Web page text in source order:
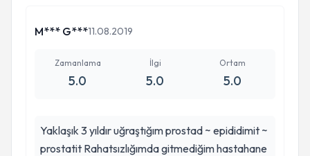
şekilde sevk ve idare becerisiyle sorunlarımı
kendisine şükranlarımı sunuyorum. Ayrıca üroloji
bölümünde görevli hastalığımın tedavisi için ilgi ve
sorumlu arkadaşlara da çok teşekkür ederim.
M*** G***11.08.2019
Zamanlama
5.0
İlgi
5.0
Ortam
5.0
Yaklaşık 3 yıldır uğraştığım prostad ~ epididimit ~
prostatit Rahatsızlığımda gitmediğim hastahane